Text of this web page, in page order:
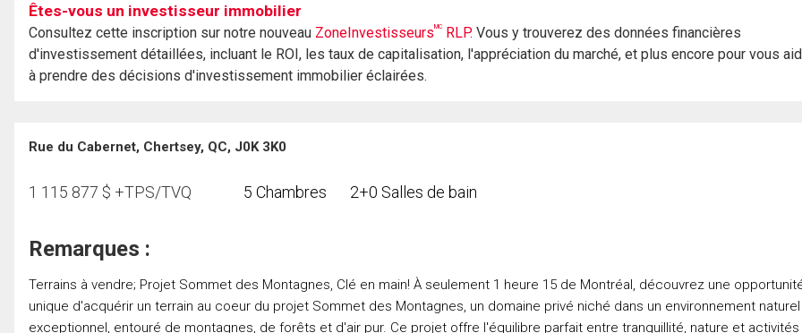
Êtes-vous un investisseur immobilier
Consultez cette inscription sur notre nouveau ZoneInvestisseursMC RLP. Vous y trouverez des données financières
d'investissement détaillées, incluant le ROI, les taux de capitalisation, l'appréciation du marché, et plus encore pour vous
à prendre des décisions d'investissement immobilier éclairées.
Rue du Cabernet, Chertsey, QC, J0K 3K0
1 115 877 $ +TPS/TVQ 5 Chambres 2+0 Salles de bain
Remarques :
Terrains à vendre; Projet Sommet des Montagnes, Clé en main! À seulement 1 heure 15 de Montréal, découvrez une
unique d'acquérir un terrain au coeur du projet Sommet des Montagnes, un domaine privé niché dans un environnement naturel
exceptionnel, entouré de montagnes, de forêts et d'air pur. Ce projet offre l'équilibre parfait entre tranquillité, nature et activités